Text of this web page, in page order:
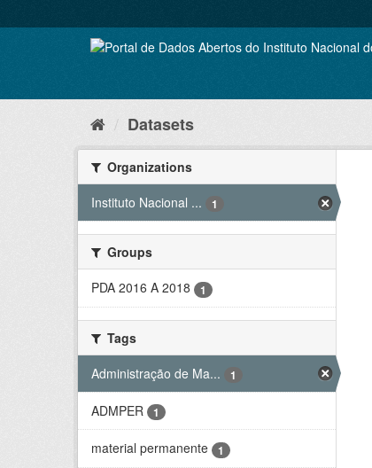
to
Datasets
Organizations
Instituto Nacional ...
1
Groups
PDA 2016 A 2018
1
Tags
Administração de Ma...
1
ADMPER 1
material permanente 1